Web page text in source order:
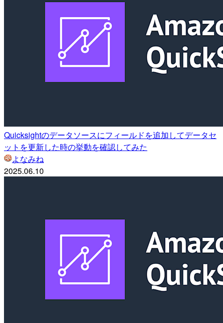
Quicksightのデータソースにフィールドを追加してデータセ
ットを更新した時の挙動を確認してみた
よなみね
2025.06.10